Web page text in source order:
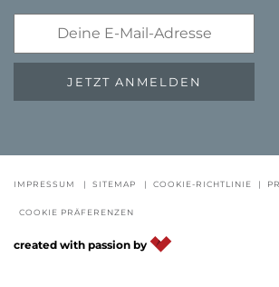
GUTSCHEINE FAQ -
JETZT ANMELDEN
IMPRESSUM | SITEMAP | COOKIE-RICHTLINIE |
COOKIE PRÄFERENZEN
created with passion by